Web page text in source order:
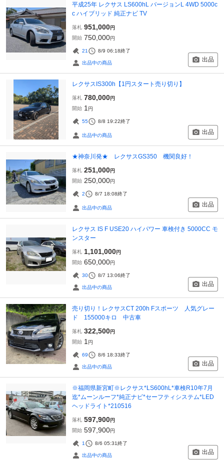
平成25年 レクサス LS600hL バージョンL 4WD 5000c
c ハイブリッド 純正ナビ TV
落札 951,000円
開始 750,000円
21 8/9 06:18終了
出品中の商品 出品
レクサスIS300h【1円スタート売り切り】
落札 780,000円
開始 1 円
55 8/8 19:22終了
出品中の商品 出品
★神奈川発★ レクサスGS350 機関良好！
落札 251,000円
開始 250,000円
2 8/7 18:08終了
出品中の商品 出品
レクサス IS F USE20 ハイパワー 車検付き 5000CC モ
ンスター
落札 1,101,000円
開始 650,000円
30 8/7 13:06終了
出品中の商品 出品
売り切り！レクサスCT 200h Fスポーツ 人気グレー
ド 155000キロ 中古車
落札 322,500円
開始 1 円
69 8/6 18:33終了
出品中の商品 出品
※福岡県新宮町※レクサス*LS600hL*車検R10年7月
迄*ムーンルーフ*純正ナビ*セーフティシステム*LED
ヘッドライト*210516
落札 597,900円
開始 597,900円
1 8/6 05:31終了
出品中の商品 出品